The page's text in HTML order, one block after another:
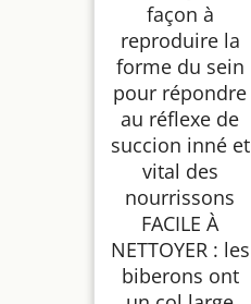
façon à
reproduire la
forme du sein
pour répondre
au réflexe de
succion inné et
vital des
nourrissons
FACILE À
NETTOYER : les
biberons ont